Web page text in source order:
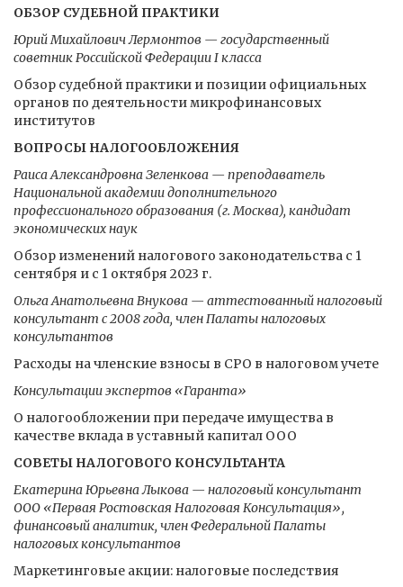
ОБЗОР СУДЕБНОЙ ПРАКТИКИ
Юрий Михайлович Лермонтов — государственный
советник Российской Федерации I класса
Обзор судебной практики и позиции официальных
органов по деятельности микрофинансовых
институтов
ВОПРОСЫ НАЛОГООБЛОЖЕНИЯ
Раиса Александровна Зеленкова — преподаватель
Национальной академии дополнительного
профессионального образования (г. Москва), кандидат
экономических наук
Обзор изменений налогового законодательства с 1
сентября и с 1 октября 2023 г.
Ольга Анатольевна Внукова — аттестованный налоговый
консультант с 2008 года, член Палаты налоговых
консультантов
Расходы на членские взносы в СРО в налоговом учете
Консультации экспертов «Гаранта»
О налогообложении при передаче имущества в
качестве вклада в уставный капитал ООО
СОВЕТЫ НАЛОГОВОГО КОНСУЛЬТАНТА
Екатерина Юрьевна Лыкова — налоговый консультант
ООО «Первая Ростовская Налоговая Консультация»,
финансовый аналитик, член Федеральной Палаты
налоговых консультантов
Маркетинговые акции: налоговые последствия